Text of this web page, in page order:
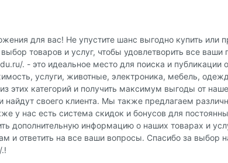
для вас! Не упустите шанс выгодно купить или
товаров и услуг, чтобы удовлетворить все ваши
. - это идеальное место для поиска и публикации
услуги, животные, электроника, мебель,
этих категорий и получить максимум выгоды от
своего клиента. Мы также предлагаем
у нас есть система скидок и бонусов для
дополнительную информацию о наших товарах и
и ответить на все ваши вопросы. Спасибо за выбор